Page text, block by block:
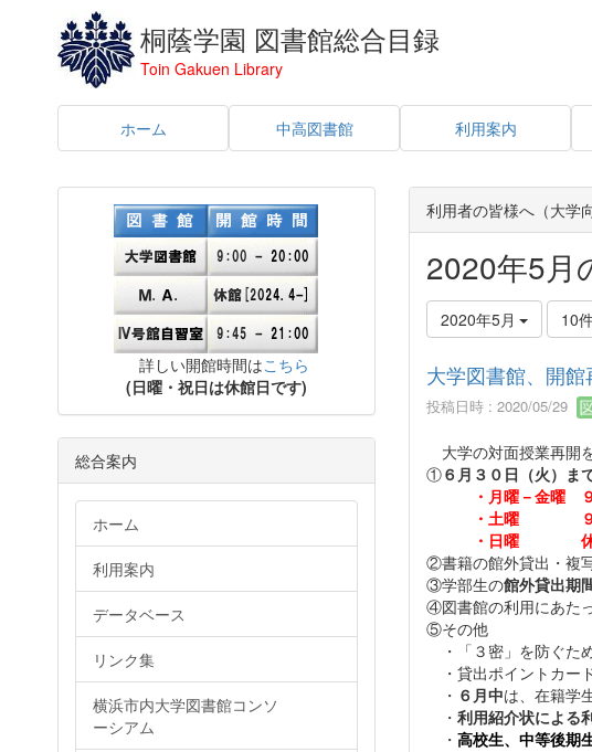
桐蔭学園 図書館総合目録
Toin Gakuen Library
ホーム 中高図書館 利用案内
利用者の皆様へ（大学
2020年5月
2020年5月 10
大学図書館、開館
投稿日時 : 2020/05/29
大学の対面授業再開を
①６月３０日（火）ま
・ 月曜－金曜
・ 土曜
・日曜
②書籍の館外貸出・複
③学部生の館外貸出期
④図書館の利用にあたっ
⑤その他
・「３密」を防ぐた
・貸出ポイントカー
・ ６月中は、在籍学
・ 利用紹介状による
・ 高校生、中等後期
詳しい開館時間はこちら
(日曜・祝日は休館日です)
総合案内
ホーム
利用案内
データベース
リンク集
横浜市内大学図書館コンソ
ーシアム